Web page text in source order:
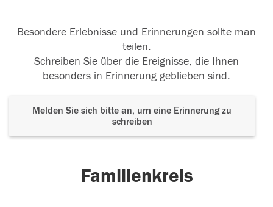
Besondere Erlebnisse und Erinnerungen sollte man
teilen.
Schreiben Sie über die Ereignisse, die Ihnen
besonders in Erinnerung geblieben sind.
Melden Sie sich bitte an, um eine Erinnerung zu
schreiben
Familienkreis